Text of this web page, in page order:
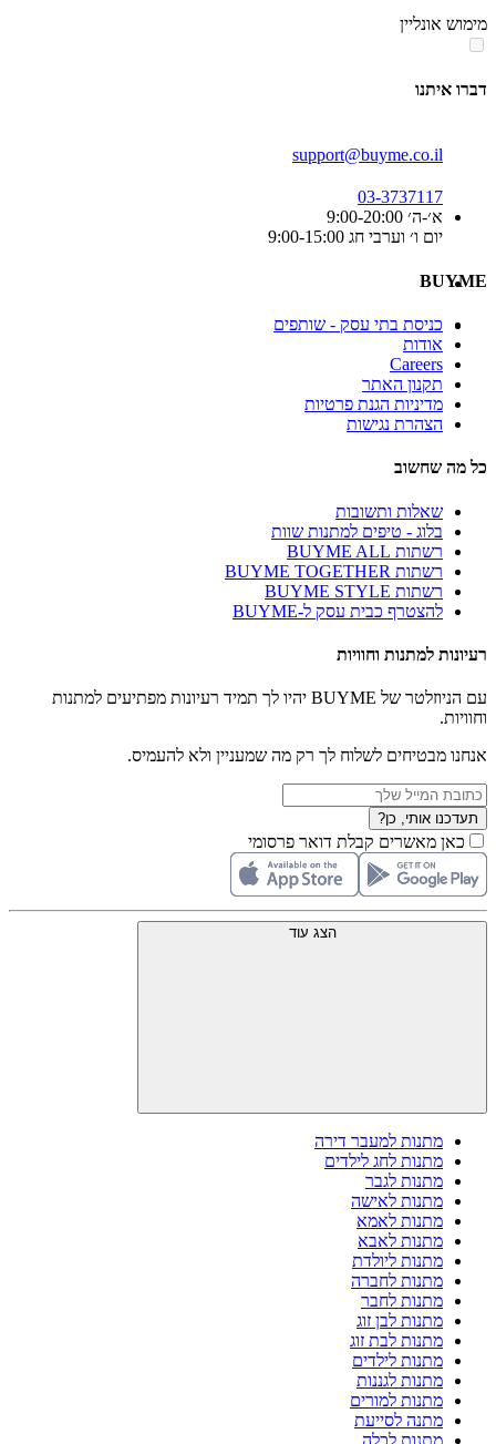
אזור
מימוש אונליין
דברו איתנו
support@buyme.co.il
03-3737117
א׳-ה׳ 9:00-20:00
יום ו׳ וערבי חג 9:00-15:00
BUYME
כניסת בתי עסק - שותפים
אודות
Careers
תקנון האתר
מדיניות הגנת פרטיות
הצהרת נגישות
כל מה שחשוב
שאלות ותשובות
בלוג - טיפים למתנות שוות
רשתות BUYME ALL
רשתות BUYME TOGETHER
רשתות BUYME STYLE
להצטרף כבית עסק ל-BUYME
רעיונות למתנות וחוויות
עם הניוזלטר של BUYME יהיו לך תמיד רעיונות מפתיעים למתנות
וחוויות.
אנחנו מבטיחים לשלוח לך רק מה שמעניין ולא להעמיס.
תעדכנו אותי, כן?
כאן מאשרים קבלת דואר פרסומי
הצג עוד
מתנות למעבר דירה
מתנות לחג לילדים
מתנות לגבר
מתנות לאישה
מתנות לאמא
מתנות לאבא
מתנות ליולדת
מתנות לחברה
מתנות לחבר
מתנות לבן זוג
מתנות לבת זוג
מתנות לילדים
מתנות לגננות
מתנות למורים
מתנה לסייעת
מתנות לכלה